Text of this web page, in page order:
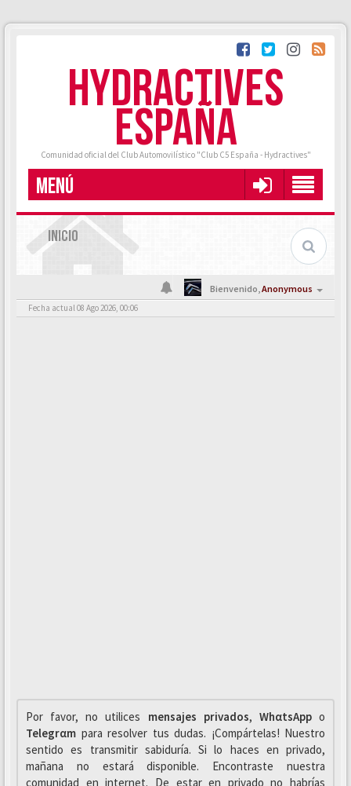
HYDRACTIVES
ESPAÑA
Comunidad oficial del Club Automovilístico "Club C5 España - Hydractives"
MENÚ
INICIO
Bienvenido,Anonymous
Fecha actual 08 Ago 2026, 00:06
Por favor, no utilices mensajes privados, WhαtsAppo
Telegrαm para resolver tus dudas. ¡Compártelas! Nuestro
sentido es transmitir sabiduría. Si lo haces en privado,
mañana no estará disponible. Encontraste nuestra
comunidad en internet. De estar en privado no habrías